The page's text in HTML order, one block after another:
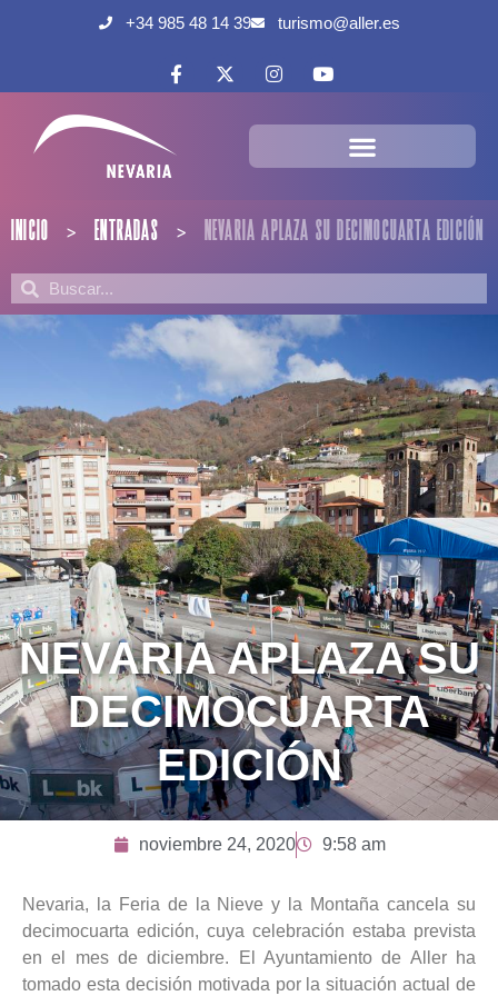
+34 985 48 14 39 turismo@aller.es
INICIO > ENTRADAS > NEVARIA APLAZA SU DECIMOCUARTA EDICIÓN
NEVARIA APLAZA SU
DECIMOCUARTA
EDICIÓN
NEVARIA APLAZA SU
DECIMOCUARTA
EDICIÓN
noviembre 24, 2020 9:58 am
Nevaria, la Feria de la Nieve y la Montaña cancela su
decimocuarta edición, cuya celebración estaba prevista
en el mes de diciembre. El Ayuntamiento de Aller ha
tomado esta decisión motivada por la situación actual de